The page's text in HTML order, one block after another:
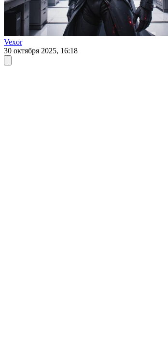
Vexor
30 октября 2025, 16:18